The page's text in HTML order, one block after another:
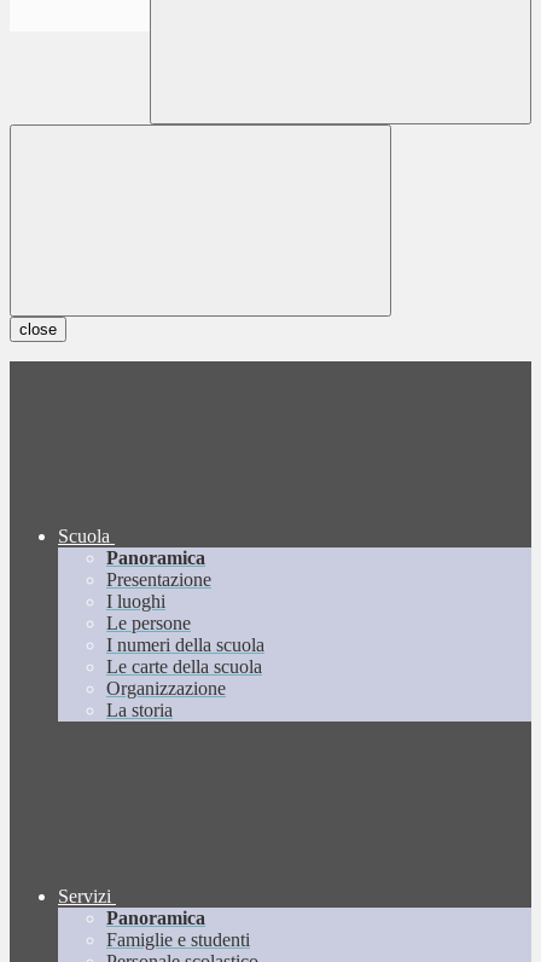
close
Scuola
Panoramica
Presentazione
I luoghi
Le persone
I numeri della scuola
Le carte della scuola
Organizzazione
La storia
Servizi
Panoramica
Famiglie e studenti